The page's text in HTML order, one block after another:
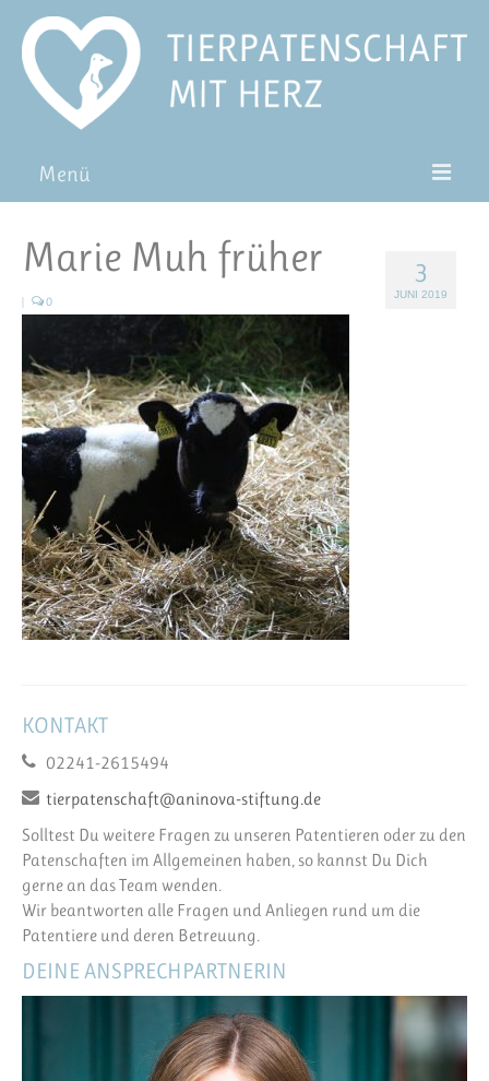
Menü
Pat*in werden
Patenschaft verschenken
Blog
FAQ
3
JUNI 2019
Marie Muh früher
| 0
KONTAKT
02241-2615494
tierpatenschaft@aninova-stiftung.de
Solltest Du weitere Fragen zu unseren Patentieren oder zu den
Patenschaften im Allgemeinen haben, so kannst Du Dich
gerne an das Team wenden.
Wir beantworten alle Fragen und Anliegen rund um die
Patentiere und deren Betreuung.
DEINE ANSPRECHPARTNERIN